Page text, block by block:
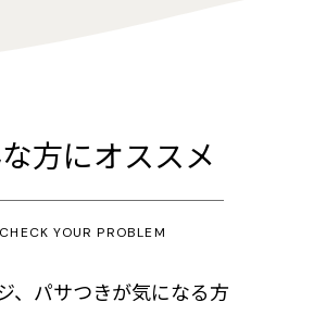
方にオススメ
CHECK YOUR PROBLEM
、パサつきが気になる方